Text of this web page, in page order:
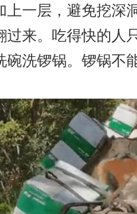
上一层，避免挖深
过来。吃得快的人
碗洗锣锅。锣锅不